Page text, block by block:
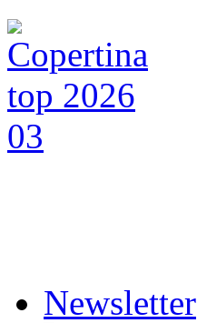
Newsletter